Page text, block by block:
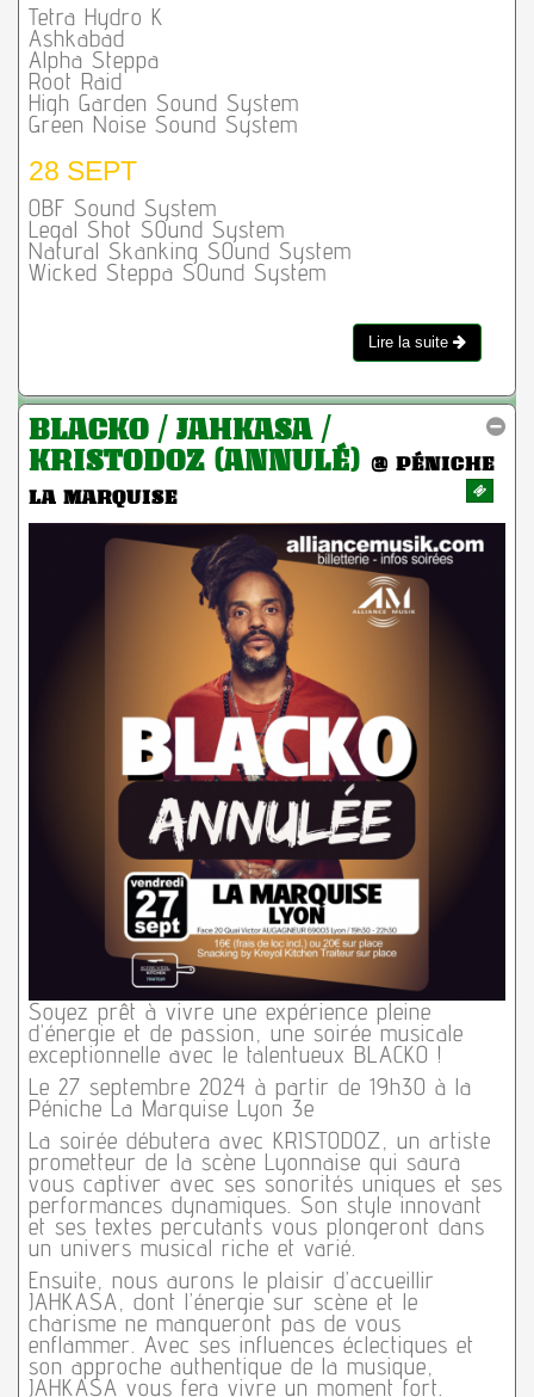
Tetra Hydro K
Ashkabad
Alpha Steppa
Root Raid
High Garden Sound System
Green Noise Sound System
28 SEPT
OBF Sound System
Legal Shot SOund System
Natural Skanking SOund System
Wicked Steppa SOund System
Lire la suite
BLACKO / JAHKASA /
KRISTODOZ (ANNULÉ) @ PÉNICHE
LA MARQUISE
Soyez prêt à vivre une expérience pleine
d’énergie et de passion, une soirée musicale
exceptionnelle avec le talentueux BLACKO !
Le 27 septembre 2024 à partir de 19h30 à la
Péniche La Marquise Lyon 3e
La soirée débutera avec KRISTODOZ, un artiste
prometteur de la scène Lyonnaise qui saura
vous captiver avec ses sonorités uniques et ses
performances dynamiques. Son style innovant
et ses textes percutants vous plongeront dans
un univers musical riche et varié.
Ensuite, nous aurons le plaisir d’accueillir
JAHKASA, dont l’énergie sur scène et le
charisme ne manqueront pas de vous
enflammer. Avec ses influences éclectiques et
son approche authentique de la musique,
JAHKASA vous fera vivre un moment fort.